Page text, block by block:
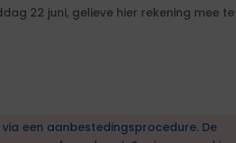
22 juni, gelieve hier rekening mee te
een aanbestedingsprocedure. De